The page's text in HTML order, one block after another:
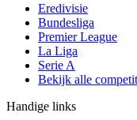
Eredivisie
Bundesliga
Premier League
La Liga
Serie A
Bekijk alle
Handige links